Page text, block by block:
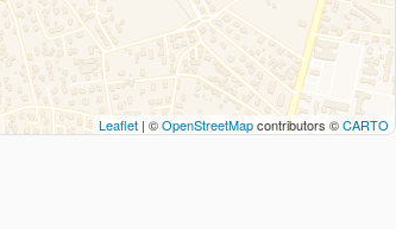
Leaflet | ©OpenStreetMapcontributors ©CARTO